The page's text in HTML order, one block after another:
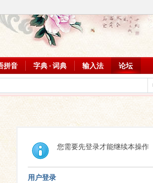
拼音 字典 · 词典 输入法 论坛
您需要先登录才能继续本操作
用户登录